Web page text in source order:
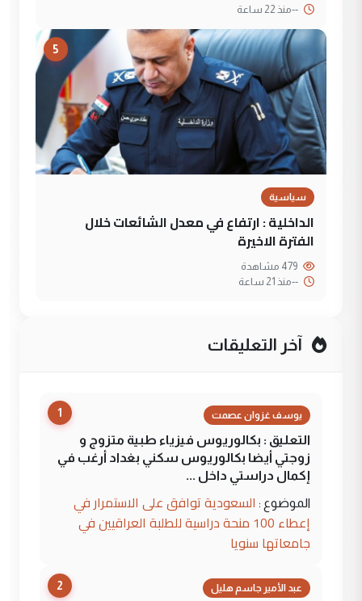
--منذ 22 ساعة
5
سياسية
الداخلية : ارتفاع في معدل الشائعات خلال
الفترة الاخيرة
--منذ 21 ساعة
آخر التعليقات
1 يوسف غزوان عصمت
التعليق : بكالوريوس فيزياء طبية متزوج و
زوجتي أيضا بكالوريوس سكني بغداد أرغب في
إكمال دراستي داخل ...
الموضوع : السعودية توافق على الاستمرار في
إعطاء 100 منحة دراسية للطلبة العراقيين في
جامعاتها سنويا
2 عبد الأمير جاسم هليل